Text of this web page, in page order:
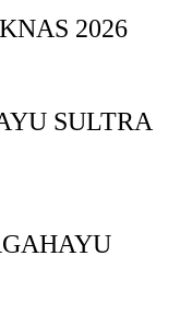
2026
SULTRA